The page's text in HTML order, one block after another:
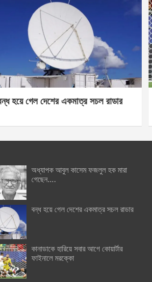
হয়ে গেল দেশের একমাত্র সচল রাডার
অধ্যাপক আবুল কাসেম ফজলুল হক মারা
গেছেন….
বন্ধ হয়ে গেল দেশের একমাত্র সচল রাডার
কানাডাকে হারিয়ে সবার আগে কোয়ার্টার
ফাইনালে মরক্কো